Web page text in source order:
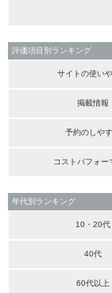
評価項目別ランキング
サイトの使い
掲載情報
予約のしや
コストパフォー
年代別ランキング
10・20代
40代
60代以上